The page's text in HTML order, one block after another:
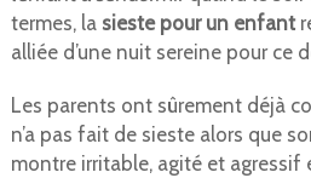
termes, la sieste pour un enfant
alliée d’une nuit sereine pour ce
Les parents ont sûrement déjà
n’a pas fait de sieste alors que
montre irritable, agité et agressif